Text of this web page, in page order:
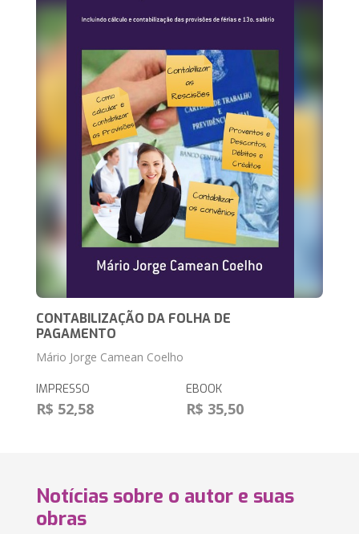
CONTABILIZAÇÃO DA FOLHA DE
PAGAMENTO
Mário Jorge Camean Coelho
IMPRESSO
R$ 52,58
EBOOK
R$ 35,50
Notícias sobre o autor e suas
obras